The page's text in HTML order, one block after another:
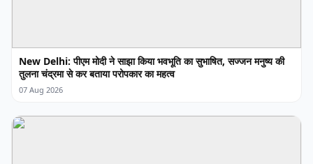
New Delhi: पीएम मोदी ने साझा किया भवभूति का सुभाषित, सज्जन मनुष्य की
तुलना चंद्रमा से कर बताया परोपकार का महत्व
07 Aug 2026